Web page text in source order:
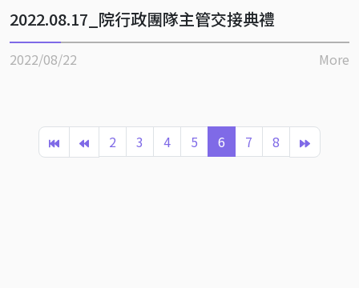
2022.08.17_院行政團隊主管交接典禮
2022/08/22 More
2 3 4 5 6 7 8